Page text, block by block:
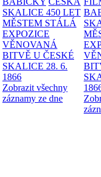
SKALICE 450 LET
MĚSTEM STÁLÁ
EXPOZICE
VĚNOVANÁ
BITVĚ U ČESKÉ
SKALICE 28. 6.
1866
Zobrazit všechny
záznamy ze dne